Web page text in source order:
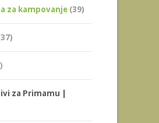
za kampovanje (39)
za Primamu |